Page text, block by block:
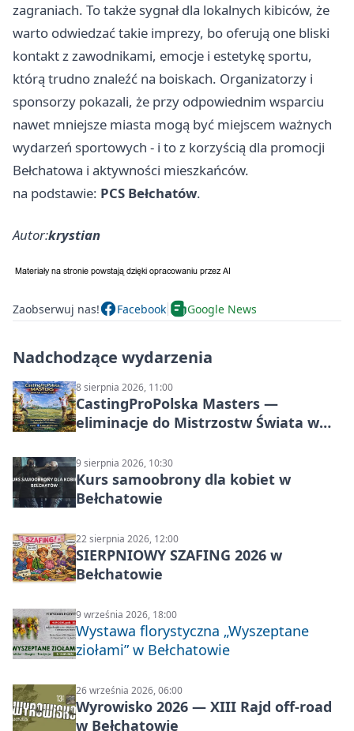
zagraniach. To także sygnał dla lokalnych kibiców, że
warto odwiedzać takie imprezy, bo oferują one bliski
kontakt z zawodnikami, emocje i estetykę sportu,
którą trudno znaleźć na boiskach. Organizatorzy i
sponsorzy pokazali, że przy odpowiednim wsparciu
nawet mniejsze miasta mogą być miejscem ważnych
wydarzeń sportowych - i to z korzyścią dla promocji
Bełchatowa i aktywności mieszkańców.
na podstawie: PCS Bełchatów.
Autor:krystian
Zaobserwuj nas! Facebook Google News
Nadchodzące wydarzenia
8 sierpnia 2026, 11:00
CastingProPolska Masters —
eliminacje do Mistrzostw Świata w
9 sierpnia 2026, 10:30
Kurs samoobrony dla kobiet w
Bełchatowie
22 sierpnia 2026, 12:00
SIERPNIOWY SZAFING 2026 w
Bełchatowie
9 września 2026, 18:00
Wystawa florystyczna „Wyszeptane
ziołami” w Bełchatowie
26 września 2026, 06:00
Wyrowisko 2026 — XIII Rajd off‑road
w Bełchatowie